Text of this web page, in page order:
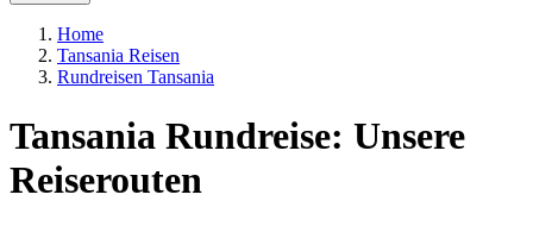
Home
Tansania Reisen
Rundreisen Tansania
Tansania Rundreise: Unsere
Reiserouten